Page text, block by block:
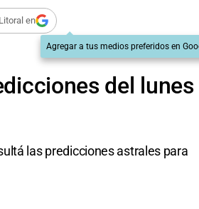
en
Agregar a tus medios preferidos en
del lunes
las predicciones astrales para